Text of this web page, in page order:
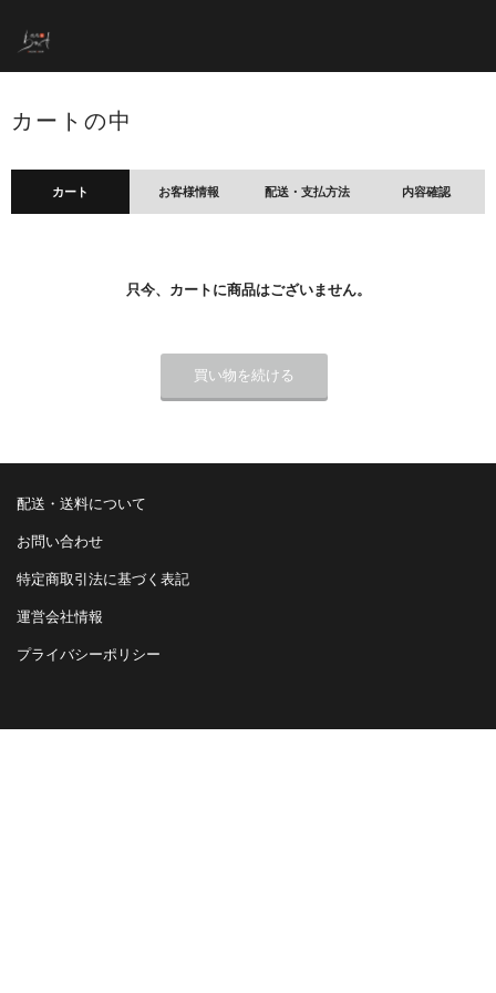
カートの中
カート お客様情報 配送・支払方法 内容確認
只今、カートに商品はございません。
配送・送料について
お問い合わせ
特定商取引法に基づく表記
運営会社情報
プライバシーポリシー